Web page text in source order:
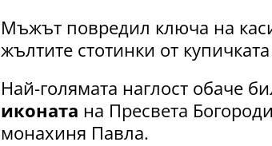
Мъжът повредил ключа на
жълтите стотинки от
Най-голямата наглост обаче
иконата на Пресвета
монахиня Павла.